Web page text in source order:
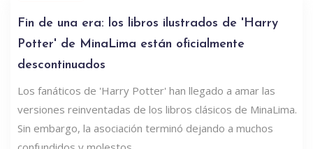
Fin de una era: los libros ilustrados de 'Harry
Potter' de MinaLima están oficialmente
descontinuados
Los fanáticos de 'Harry Potter' han llegado a amar las
versiones reinventadas de los libros clásicos de MinaLima.
Sin embargo, la asociación terminó dejando a muchos